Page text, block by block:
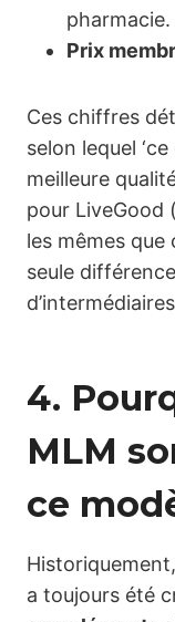
pharmacie.
Prix
Ces chiffres
selon lequel
meilleure
pour LiveGood
les mêmes que
seule
4.
MLM
ce
a toujours été